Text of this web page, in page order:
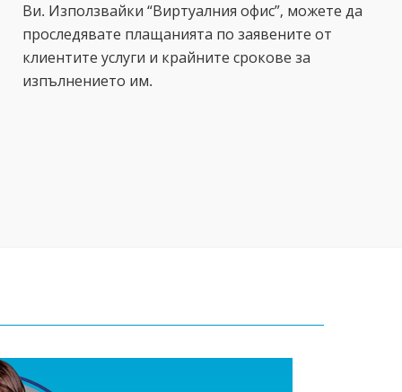
Ви. Използвайки “Виртуалния офис”, можете да
проследявате плащанията по заявените от
клиентите услуги и крайните срокове за
изпълнението им.